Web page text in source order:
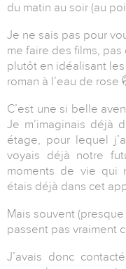
du matin au soir (au
Je ne sais pas pour
me faire des films,
plutôt en idéalisant
roman à l’eau de rose
C’est une si belle
Je m’imaginais déjà
étage, pour lequel
voyais déjà notre
moments de vie qui
étais déjà dans cet
Mais souvent
passent pas vraiment
J’avais donc